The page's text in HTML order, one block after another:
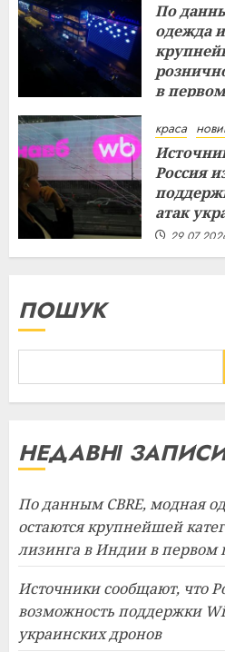
По
одежда
в
краса
Россия
атак
ПОШУК
НЕДАВНІ
По данным CBRE, модная
остаются крупнейшей
лизинга в Индии в первом
Источники сообщают, что
возможность поддержки
украинских дронов